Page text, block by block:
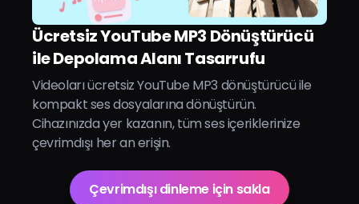
Ücretsiz YouTube MP3 Dönüştürücü
ile Depolama Alanı Tasarrufu
Videoları ücretsiz YouTube MP3 dönüştürücü ile
kompakt ses dosyalarına dönüştürün.
Cihazınızda yer kazanın, tüm ses içeriklerinize
çevrimdışı her an erişin.
Çevrimdışı dinleme için sakla